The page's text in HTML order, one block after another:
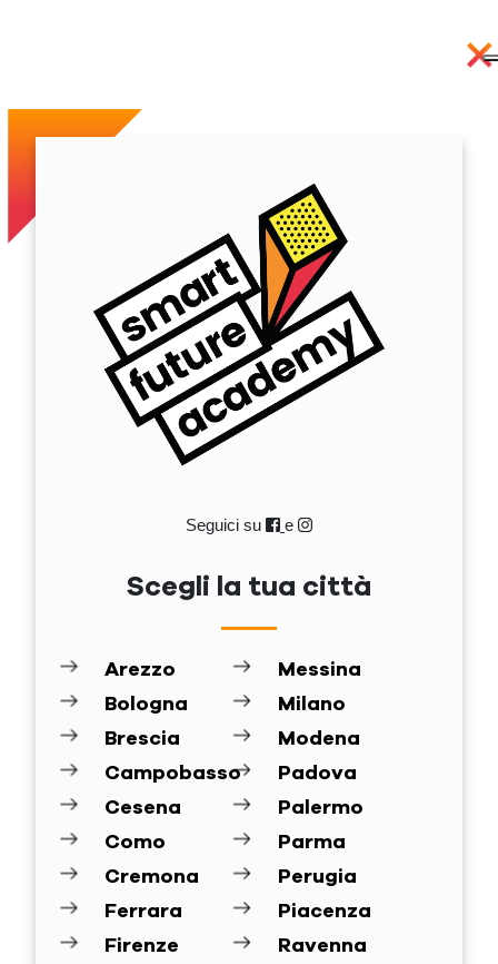
Seguici su e
Scegli la tua città
Arezzo
Bologna
Brescia
Campobasso
Cesena
Como
Cremona
Ferrara
Firenze
Messina
Milano
Modena
Padova
Palermo
Parma
Perugia
Piacenza
Ravenna